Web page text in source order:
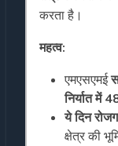
करता है।
महत्व:
एमएसएमई
निर्यात में
ये दिन
क्षेत्र की